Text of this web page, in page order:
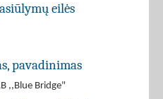
eilės
pavadinimas
,,Blue Bridge"